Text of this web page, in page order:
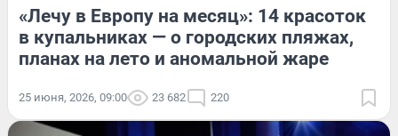
«Лечу в Европу на месяц»: 14 красоток
в купальниках — о городских пляжах,
планах на лето и аномальной жаре
25 июня, 2026, 09:00 23 682 220